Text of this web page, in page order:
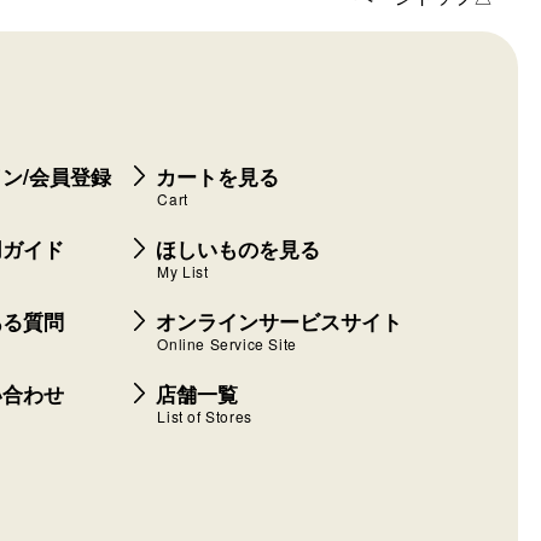
/会員登録 カートを見る
Cart
イド ほしいものを見る
My List
質問 オンラインサービスサイト
Online Service Site
わせ 店舗一覧
List of Stores